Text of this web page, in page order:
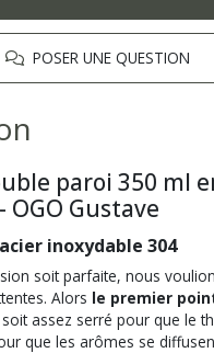
POSER UNE QUESTION
paroi 350 ml
Gustave
inoxydable 304
soit parfaite, nous
Alors le premier
soit assez serré pour que le
que les arômes se